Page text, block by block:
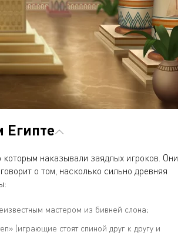
Египте
наказывали заядлых игроков. Они
о том, насколько сильно древняя
мастером из бивней слона;
(играющие стоят спиной друг к другу и